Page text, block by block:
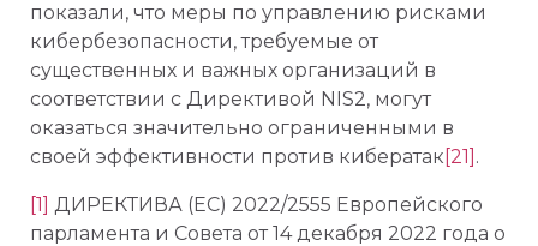
показали, что меры по управлению рисками
кибербезопасности, требуемые от
существенных и важных организаций в
соответствии с Директивой NIS2, могут
оказаться значительно ограниченными в
своей эффективности против кибератак [21] .
[1] ДИРЕКТИВА (ЕС) 2022/2555 Европейского
парламента и Совета от 14 декабря 2022 года о